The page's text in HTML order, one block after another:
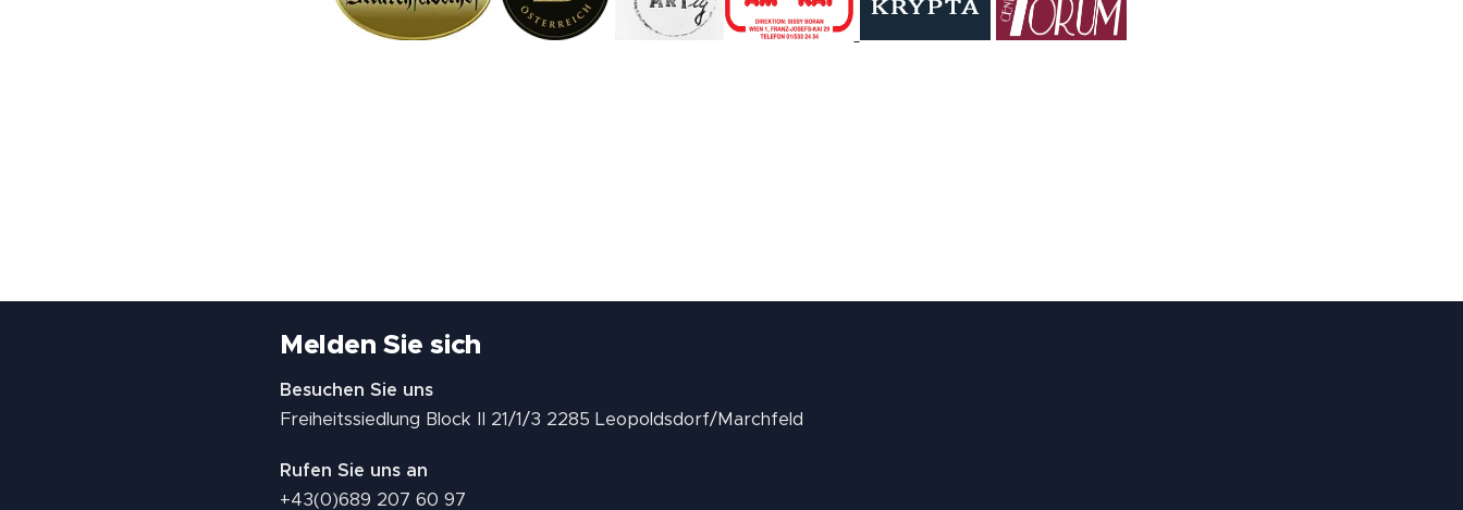
Melden Sie sich
Besuchen Sie uns
Freiheitssiedlung Block II 21/1/3 2285 Leopoldsdorf/Marchfeld
Rufen Sie uns an
+43(0)689 207 60 97